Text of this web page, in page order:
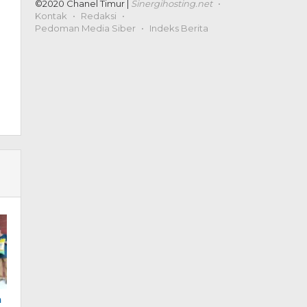
©2020 Chanel Timur | Sinergihosting.net
Kontak
Redaksi
Pedoman Media Siber
Indeks Berita